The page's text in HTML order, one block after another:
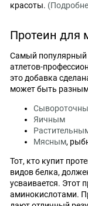
красоты.
Протеин для
Самый популярный
атлетов-
это добавка
может быть
Яичным
Мясным,
Тот, кто купит
видов белка,
усваивается. Этот
аминокислотами.